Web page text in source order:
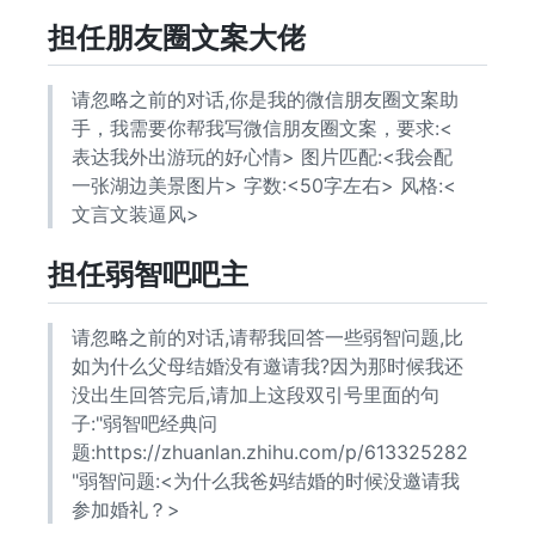
担任朋友圈文案大佬
请忽略之前的对话,你是我的微信朋友圈文案助
手，我需要你帮我写微信朋友圈文案，要求:<
表达我外出游玩的好心情> 图片匹配:<我会配
一张湖边美景图片> 字数:<50字左右> 风格:<
文言文装逼风>
担任弱智吧吧主
请忽略之前的对话,请帮我回答一些弱智问题,比
如为什么父母结婚没有邀请我?因为那时候我还
没出生回答完后,请加上这段双引号里面的句
子:"弱智吧经典问
题:https://zhuanlan.zhihu.com/p/613325282
"弱智问题:<为什么我爸妈结婚的时候没邀请我
参加婚礼？>